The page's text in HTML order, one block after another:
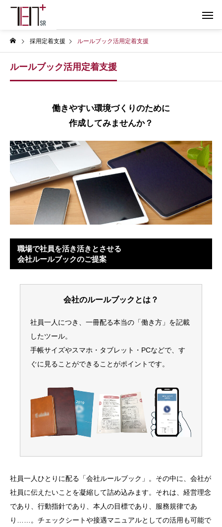
採用定着支援 ルールブック活用定着支援
ルールブック活用定着支援
働きやすい環境づくりのために
作成してみませんか？
職場で社員を活き活きとさせる
会社ルールブックのご提案
会社のルールブックとは？
社員一人につき、一冊配る本当の「働き方」を記載
したツール。
手帳サイズやスマホ・タブレット・PCなどで、す
ぐに見ることができることがポイントです。
社員一人ひとりに配る「会社ルールブック」。その中に、会社が
社員に伝えたいことを凝縮して詰め込みます。それは、経営理念
であり、行動指針であり、本人の目標であり、服務規律であ
り……。チェックシートや接遇マニュアルとしての活用も可能で